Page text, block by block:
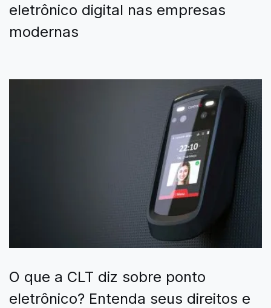
eletrônico digital nas empresas
modernas
O que a CLT diz sobre ponto
eletrônico? Entenda seus direitos e